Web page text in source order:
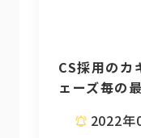
CS採用のカ
ェーズ毎の
2022